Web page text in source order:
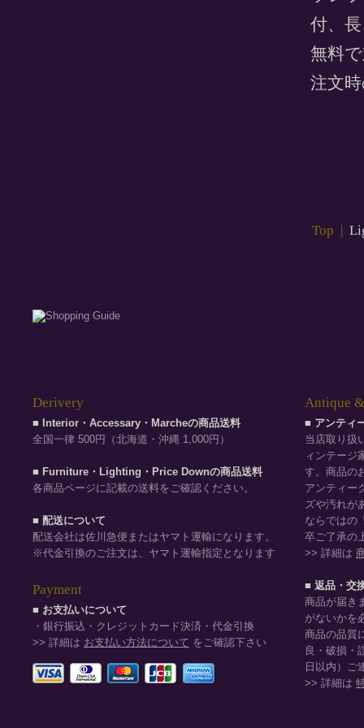
付、
無料
注文
Top |
Derivery
■ Interior・Accessary・Marcheの商品送料
全国一律 500円（北海道・沖縄 1,000円）
■ Furniture・Lighting・Price Downの商品送料
各商品ページに記載の送料をご確認ください。
■ 配送について
配送会社は佐川急便またはヤマト運輸になります。
※代金引換のご注文は、ヤマト運輸指定となります
Payment
■ お支払いについて
・銀行振込・クレジットカード決済・代金引換
>> 詳細は お支払い方法について をご確認下さい
Antique
■ アンティ
当店取り扱
ィンテージ
す。商品の
アンティー
ズや汚れが
ならではの
卒ご了承の
>> 詳細は
■ 返品・交
商品が届き
がないかを
商品の品質
良・破損・
日以内）ご
>> 詳細は